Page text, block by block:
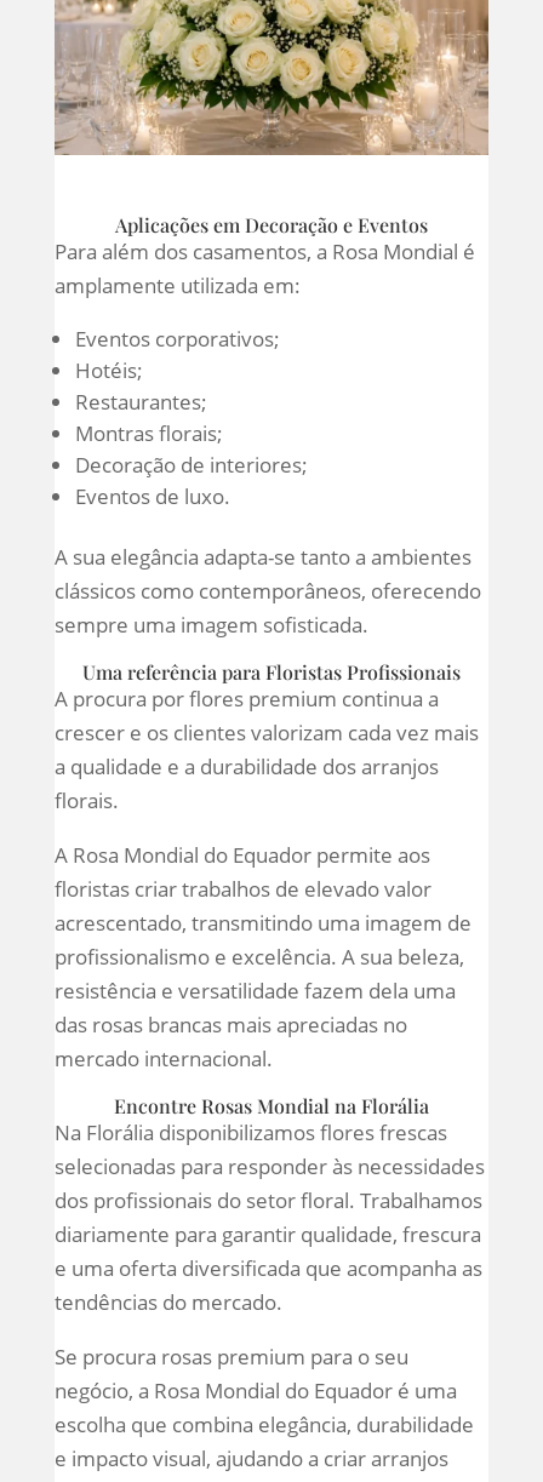
Aplicações em Decoração e Eventos
Para além dos casamentos, a Rosa Mondial é
amplamente utilizada em:
Eventos corporativos;
Hotéis;
Restaurantes;
Montras florais;
Decoração de interiores;
Eventos de luxo.
A sua elegância adapta-se tanto a ambientes
clássicos como contemporâneos, oferecendo
sempre uma imagem sofisticada.
Uma referência para Floristas Profissionais
A procura por flores premium continua a
crescer e os clientes valorizam cada vez mais
a qualidade e a durabilidade dos arranjos
florais.
A Rosa Mondial do Equador permite aos
floristas criar trabalhos de elevado valor
acrescentado, transmitindo uma imagem de
profissionalismo e excelência. A sua beleza,
resistência e versatilidade fazem dela uma
das rosas brancas mais apreciadas no
mercado internacional.
Encontre Rosas Mondial na Florália
Na Florália disponibilizamos flores frescas
selecionadas para responder às necessidades
dos profissionais do setor floral. Trabalhamos
diariamente para garantir qualidade, frescura
e uma oferta diversificada que acompanha as
tendências do mercado.
Se procura rosas premium para o seu
negócio, a Rosa Mondial do Equador é uma
escolha que combina elegância, durabilidade
e impacto visual, ajudando a criar arranjos